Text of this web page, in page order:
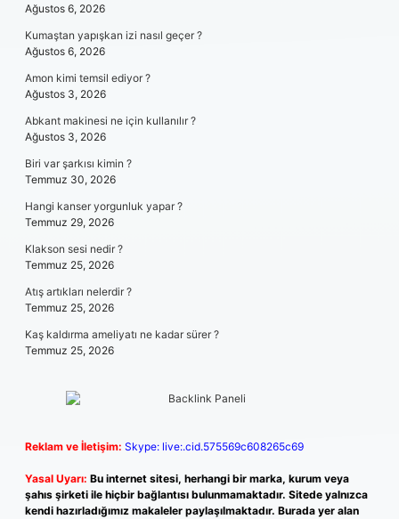
Ağustos 6, 2026
Kumaştan yapışkan izi nasıl geçer ?
Ağustos 6, 2026
Amon kimi temsil ediyor ?
Ağustos 3, 2026
Abkant makinesi ne için kullanılır ?
Ağustos 3, 2026
Biri var şarkısı kimin ?
Temmuz 30, 2026
Hangi kanser yorgunluk yapar ?
Temmuz 29, 2026
Klakson sesi nedir ?
Temmuz 25, 2026
Atış artıkları nelerdir ?
Temmuz 25, 2026
Kaş kaldırma ameliyatı ne kadar sürer ?
Temmuz 25, 2026
Reklam ve İletişim: Skype: live:.cid.575569c608265c69
Yasal Uyarı: Bu internet sitesi, herhangi bir marka, kurum veya
şahıs şirketi ile hiçbir bağlantısı bulunmamaktadır. Sitede yalnızca
kendi hazırladığımız makaleler paylaşılmaktadır. Burada yer alan